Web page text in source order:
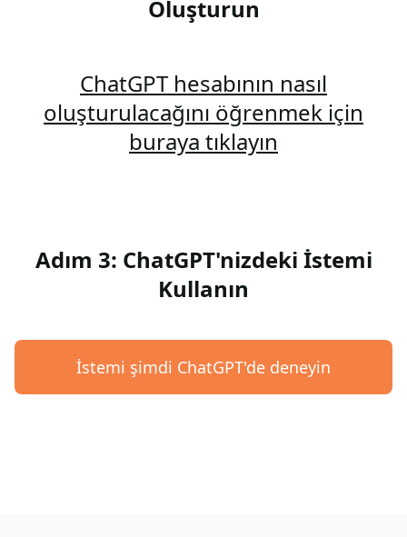
Oluşturun
ChatGPT hesabının nasıl
oluşturulacağını öğrenmek için
buraya tıklayın
Adım 3: ChatGPT'nizdeki İstemi
Kullanın
İstemi şimdi ChatGPT'de deneyin